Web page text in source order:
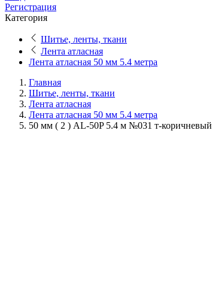
Регистрация
Категория
Шитье, ленты, ткани
Лента атласная
Лента атласная 50 мм 5.4 метра
Главная
Шитье, ленты, ткани
Лента атласная
Лента атласная 50 мм 5.4 метра
50 мм ( 2 ) AL-50P 5.4 м №031 т-коричневый